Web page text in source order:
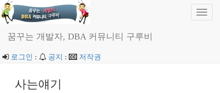
꿈꾸는 개발자, DBA 커뮤니티 구루비
로그인 : 공지 : 저작권
사는얘기